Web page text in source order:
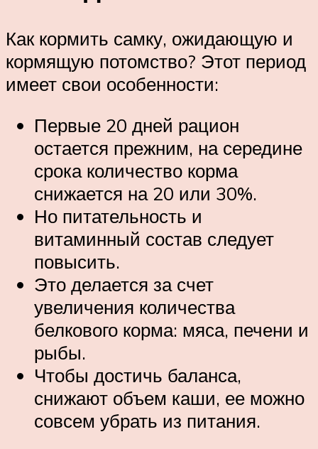
Как кормить самку, ожидающую и
кормящую потомство? Этот период
имеет свои особенности:
Первые 20 дней рацион
остается прежним, на середине
срока количество корма
снижается на 20 или 30%.
Но питательность и
витаминный состав следует
повысить.
Это делается за счет
увеличения количества
белкового корма: мяса, печени и
рыбы.
Чтобы достичь баланса,
снижают объем каши, ее можно
совсем убрать из питания.